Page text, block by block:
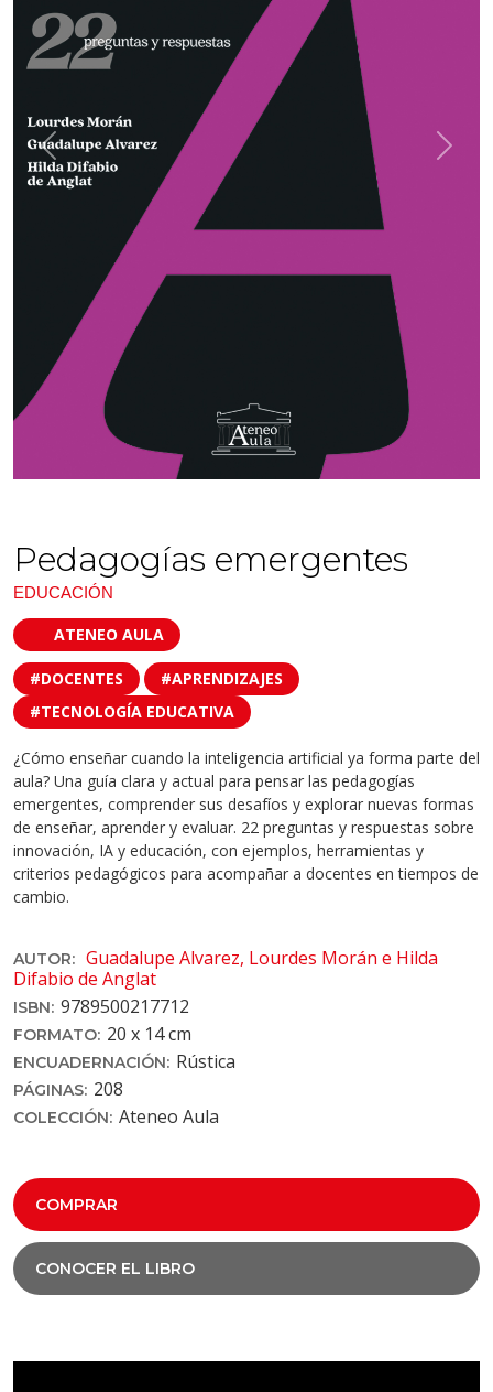
Previous Next
Pedagogías emergentes
EDUCACIÓN
ATENEO AULA
#DOCENTES
#APRENDIZAJES
#TECNOLOGÍA EDUCATIVA
¿Cómo enseñar cuando la inteligencia artificial ya forma parte del
aula? Una guía clara y actual para pensar las pedagogías
emergentes, comprender sus desafíos y explorar nuevas formas
de enseñar, aprender y evaluar. 22 preguntas y respuestas sobre
innovación, IA y educación, con ejemplos, herramientas y
criterios pedagógicos para acompañar a docentes en tiempos de
cambio.
AUTOR: Guadalupe Alvarez, Lourdes Morán e Hilda
Difabio de Anglat
ISBN: 9789500217712
FORMATO: 20 x 14 cm
ENCUADERNACIÓN: Rústica
PÁGINAS: 208
COLECCIÓN: Ateneo Aula
COMPRAR
CONOCER EL LIBRO